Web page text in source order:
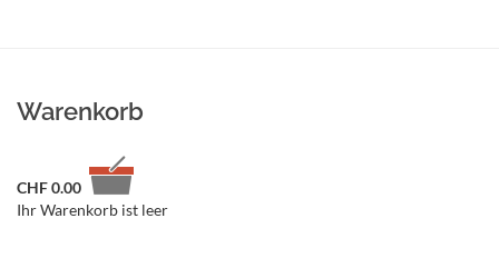
Warenkorb
CHF0.00
Ihr Warenkorb ist leer